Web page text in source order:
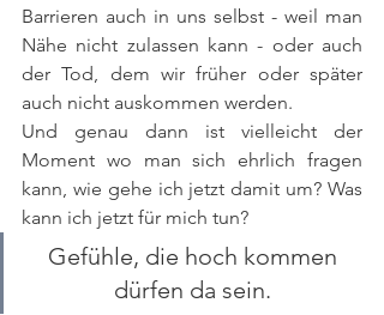
Barrieren auch in uns selbst - weil man
Nähe nicht zulassen kann - oder auch
der Tod, dem wir früher oder später
auch nicht auskommen werden.
Und genau dann ist vielleicht der
Moment wo man sich ehrlich fragen
kann, wie gehe ich jetzt damit um? Was
kann ich jetzt für mich tun?
Gefühle, die hoch kommen
dürfen da sein.